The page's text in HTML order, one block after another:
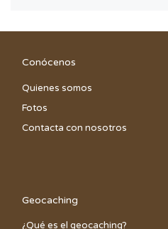
Conócenos
Quienes somos
Fotos
Contacta con nosotros
Geocaching
¿Qué es el geocaching?